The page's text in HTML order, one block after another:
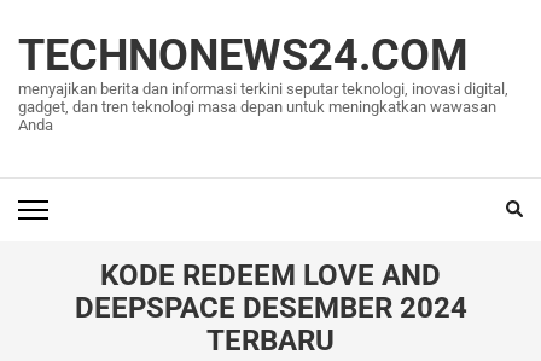
konten
(Tekan
Enter)
TECHNONEWS24.COM
menyajikan berita dan informasi terkini seputar teknologi, inovasi digital,
gadget, dan tren teknologi masa depan untuk meningkatkan wawasan
Anda
KODE REDEEM LOVE AND
DEEPSPACE DESEMBER 2024
TERBARU